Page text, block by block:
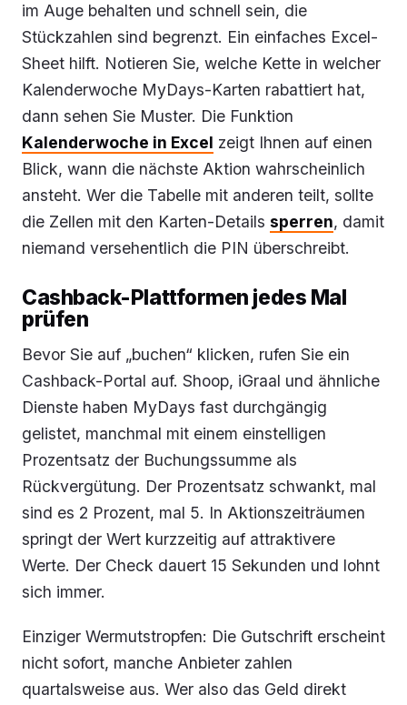
im Auge behalten und schnell sein, die
Stückzahlen sind begrenzt. Ein einfaches Excel-
Sheet hilft. Notieren Sie, welche Kette in welcher
Kalenderwoche MyDays-Karten rabattiert hat,
dann sehen Sie Muster. Die Funktion
Kalenderwoche in Excel zeigt Ihnen auf einen
Blick, wann die nächste Aktion wahrscheinlich
ansteht. Wer die Tabelle mit anderen teilt, sollte
die Zellen mit den Karten-Details sperren, damit
niemand versehentlich die PIN überschreibt.
Cashback-Plattformen jedes Mal
prüfen
Bevor Sie auf „buchen“ klicken, rufen Sie ein
Cashback-Portal auf. Shoop, iGraal und ähnliche
Dienste haben MyDays fast durchgängig
gelistet, manchmal mit einem einstelligen
Prozentsatz der Buchungssumme als
Rückvergütung. Der Prozentsatz schwankt, mal
sind es 2 Prozent, mal 5. In Aktionszeiträumen
springt der Wert kurzzeitig auf attraktivere
Werte. Der Check dauert 15 Sekunden und lohnt
sich immer.
Einziger Wermutstropfen: Die Gutschrift erscheint
nicht sofort, manche Anbieter zahlen
quartalsweise aus. Wer also das Geld direkt